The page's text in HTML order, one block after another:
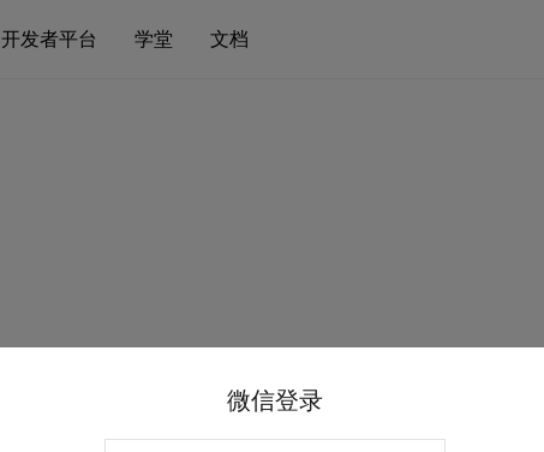
开发者平台 学堂 文档
微信登录